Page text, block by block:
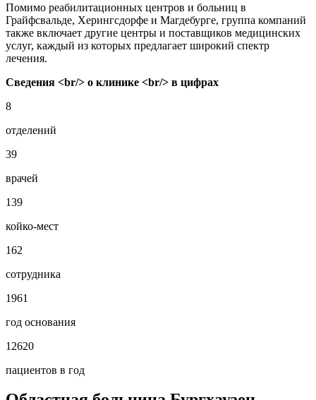
Помимо реабилитационных центров и больниц в
Грайфсвальде, Херингсдорфе и Магдебурге, группа компаний
также включает другие центры и поставщиков медицинских
услуг, каждый из которых предлагает широкий спектр
лечения.
Сведения <br/> о клинике <br/> в цифрах
8
отделений
39
врачей
139
койко-мест
162
сотрудника
1961
год основания
12620
пациентов в год